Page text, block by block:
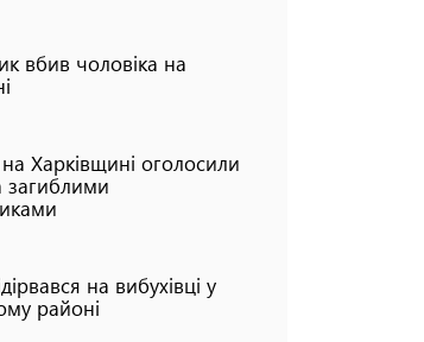
вбив чоловіка на
Харківщині оголосили
загиблими
на вибухівці у
районі